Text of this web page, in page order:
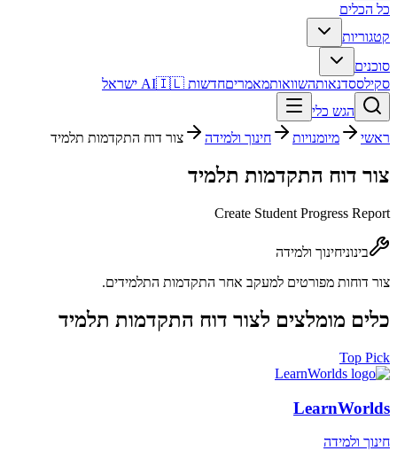
כל הכלים
קטגוריות
סוכנים
סקילססדנאותהשוואותמאמריםחדשות AI 🇮🇱 ישראל
הגש כלי
ראשי
מיומנויות חינוך ולמידה צור דוח התקדמות תלמיד
צור דוח התקדמות תלמיד
Create Student Progress Report
בינוניחינוך ולמידה
צור דוחות מפורטים למעקב אחר התקדמות התלמידים.
כלים מומלצים לצור דוח התקדמות תלמיד
Top Pick
LearnWorlds
חינוך ולמידה